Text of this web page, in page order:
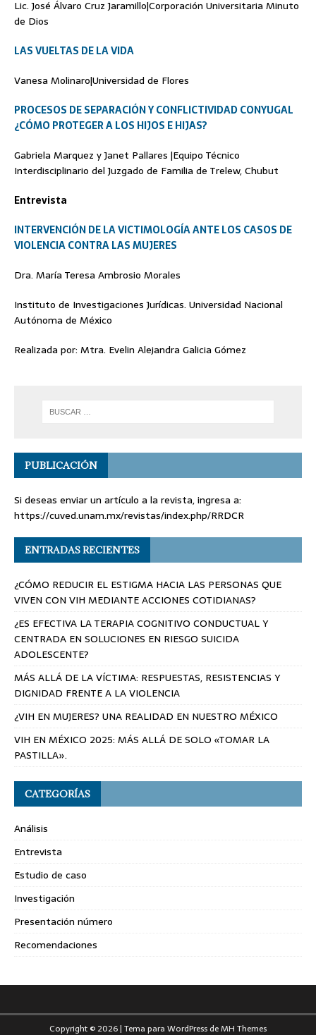
Lic. José Álvaro Cruz Jaramillo|Corporación Universitaria Minuto
de Dios
LAS VUELTAS DE LA VIDA
Vanesa Molinaro|Universidad de Flores
PROCESOS DE SEPARACIÓN Y CONFLICTIVIDAD CONYUGAL
¿CÓMO PROTEGER A LOS HIJOS E HIJAS?
Gabriela Marquez y Janet Pallares |Equipo Técnico
Interdisciplinario del Juzgado de Familia de Trelew, Chubut
Entrevista
INTERVENCIÓN DE LA VICTIMOLOGÍA ANTE LOS CASOS DE
VIOLENCIA CONTRA LAS MUJERES
Dra. María Teresa Ambrosio Morales
Instituto de Investigaciones Jurídicas. Universidad Nacional
Autónoma de México
Realizada por: Mtra. Evelin Alejandra Galicia Gómez
PUBLICACIÓN
Si deseas enviar un artículo a la revista, ingresa a:
https://cuved.unam.mx/revistas/index.php/RRDCR
ENTRADAS RECIENTES
¿CÓMO REDUCIR EL ESTIGMA HACIA LAS PERSONAS QUE
VIVEN CON VIH MEDIANTE ACCIONES COTIDIANAS?
¿ES EFECTIVA LA TERAPIA COGNITIVO CONDUCTUAL Y
CENTRADA EN SOLUCIONES EN RIESGO SUICIDA
ADOLESCENTE?
MÁS ALLÁ DE LA VÍCTIMA: RESPUESTAS, RESISTENCIAS Y
DIGNIDAD FRENTE A LA VIOLENCIA
¿VIH EN MUJERES? UNA REALIDAD EN NUESTRO MÉXICO
VIH EN MÉXICO 2025: MÁS ALLÁ DE SOLO «TOMAR LA
PASTILLA».
CATEGORÍAS
Análisis
Entrevista
Estudio de caso
Investigación
Presentación número
Recomendaciones
Copyright © 2026 | Tema para WordPress deMH Themes